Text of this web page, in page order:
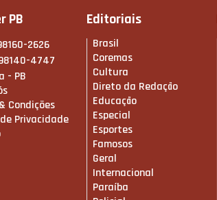
PB
2626
4747
- PB
Condições
Privacidade
Editoriais
Brasil
Coremas
Cultura
Direto da Redação
Educação
Especial
Esportes
Famosos
Geral
Internacional
Paraíba